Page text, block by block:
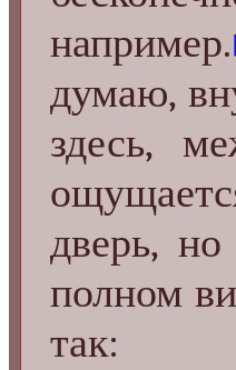
например.
думаю,
здесь,
дверь,
полном
так: